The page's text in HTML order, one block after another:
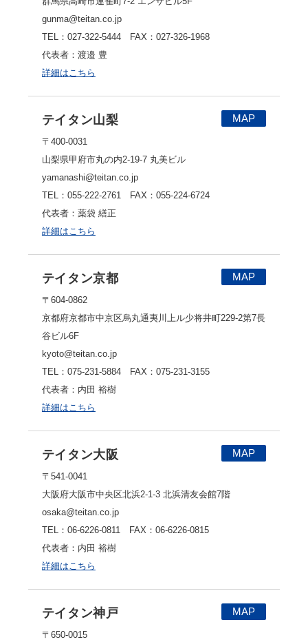
gunma@teitan.co.jp
TEL：027-322-5444 FAX：027-326-1968
代表者：渡邉 豊
詳細はこちら
テイタン山梨
〒400-0031
山梨県甲府市丸の内2-19-7 丸美ビル
yamanashi@teitan.co.jp
TEL：055-222-2761 FAX：055-224-6724
代表者：薬袋 繕正
詳細はこちら
MAP
テイタン京都
〒604-0862
京都府京都市中京区烏丸通夷川上ル少将井町229-2第7長
谷ビル6F
kyoto@teitan.co.jp
TEL：075-231-5884 FAX：075-231-3155
代表者：内田 裕樹
詳細はこちら
MAP
テイタン大阪
〒541-0041
大阪府大阪市中央区北浜2-1-3 北浜清友会館7階
osaka@teitan.co.jp
TEL：06-6226-0811 FAX：06-6226-0815
代表者：内田 裕樹
詳細はこちら
MAP
テイタン神戸
〒650-0015
MAP